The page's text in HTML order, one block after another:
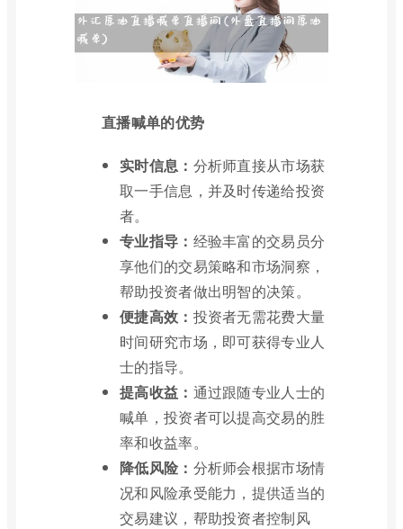
直播喊单的优势
实时信息： 分析师直接从市场获
取一手信息，并及时传递给投资
者。
专业指导： 经验丰富的交易员分
享他们的交易策略和市场洞察，
帮助投资者做出明智的决策。
便捷高效： 投资者无需花费大量
时间研究市场，即可获得专业人
士的指导。
提高收益： 通过跟随专业人士的
喊单，投资者可以提高交易的胜
率和收益率。
降低风险： 分析师会根据市场情
况和风险承受能力，提供适当的
交易建议，帮助投资者控制风